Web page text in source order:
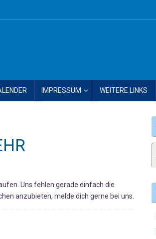
IMPRESSUM WEITERE LINKS
Uns fehlen gerade einfach die
anzubieten, melde dich gerne bei uns.